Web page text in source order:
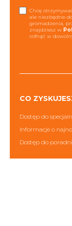
Chcę
ale niezbędne
gromadzenia,
znajdziesz w
cofnąć w
CO
Dostęp do
Informacje o
Dostęp do